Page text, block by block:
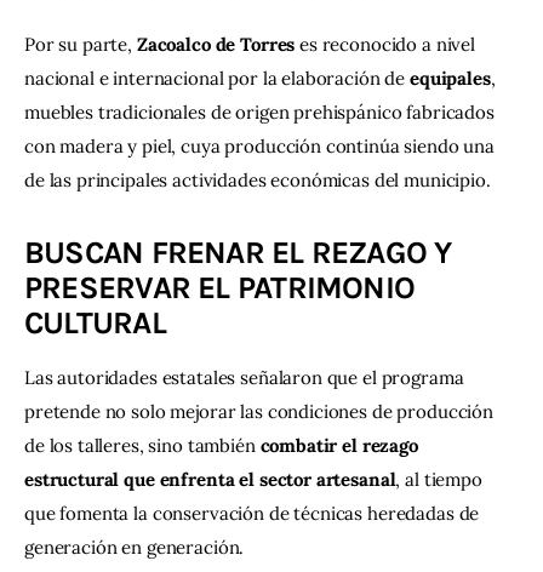
Por su parte, Zacoalco de Torres es reconocido a nivel
nacional e internacional por la elaboración de equipales,
muebles tradicionales de origen prehispánico fabricados
con madera y piel, cuya producción continúa siendo una
de las principales actividades económicas del municipio.
BUSCAN FRENAR EL REZAGO Y
PRESERVAR EL PATRIMONIO
CULTURAL
Las autoridades estatales señalaron que el programa
pretende no solo mejorar las condiciones de producción
de los talleres, sino también combatir el rezago
estructural que enfrenta el sector artesanal, al tiempo
que fomenta la conservación de técnicas heredadas de
generación en generación.